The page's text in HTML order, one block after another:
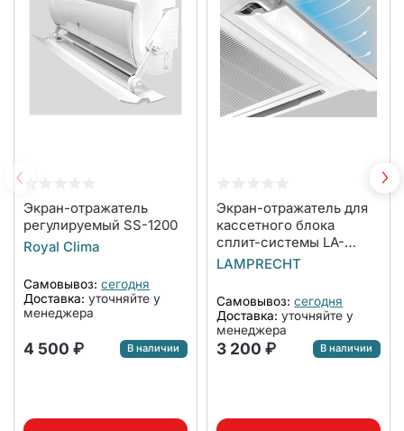
Экран-отражатель
регулируемый SS-1200
Royal Clima
Самовывоз: сегодня
Доставка: уточняйте у
менеджера
4 500 ₽ В наличии
Экран-отражатель для
кассетного блока
сплит-системы LA-
NW600-CA
LAMPRECHT
Самовывоз: сегодня
Доставка: уточняйте у
менеджера
3 200 ₽ В наличии